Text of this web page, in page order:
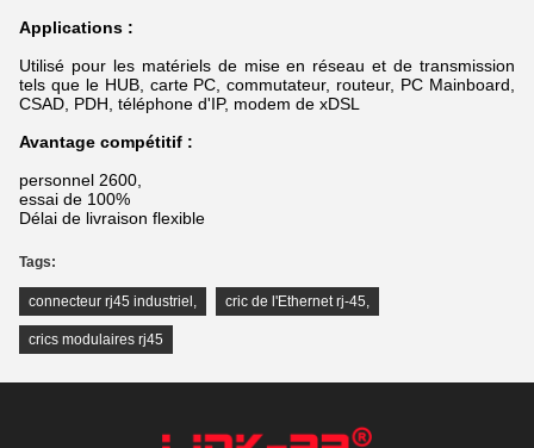
Applications :
Utilisé pour les matériels de mise en réseau et de transmission
tels que le HUB, carte PC, commutateur, routeur, PC Mainboard,
CSAD, PDH, téléphone d'IP, modem de xDSL
Avantage compétitif :
personnel 2600,
essai de 100%
Délai de livraison flexible
Tags:
connecteur rj45 industriel , cric de l'Ethernet rj-45,
crics modulaires rj45